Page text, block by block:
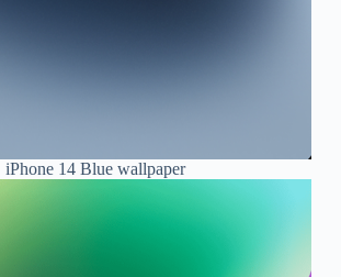
iPhone 14 Blue wallpaper